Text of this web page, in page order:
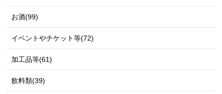
お酒(99)
イベントやチケット等(72)
加工品等(61)
飲料類(39)